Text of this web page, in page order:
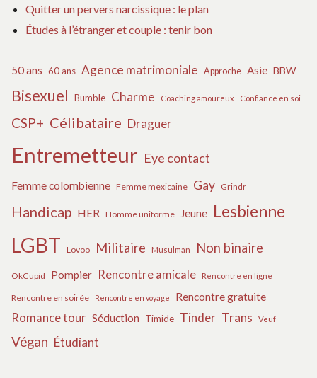
Quitter un pervers narcissique : le plan
Études à l’étranger et couple : tenir bon
50 ans 60 ans Agence matrimoniale Approche Asie BBW
Bisexuel Bumble Charme Coaching amoureux Confiance en soi
CSP+ Célibataire Draguer
Entremetteur Eye contact
Femme colombienne Femme mexicaine Gay Grindr
Handicap HER Homme uniforme Jeune Lesbienne
LGBT Lovoo Militaire Musulman Non binaire
OkCupid Pompier Rencontre amicale Rencontre en ligne
Rencontre en soirée Rencontre en voyage Rencontre gratuite
Romance tour Séduction Timide Tinder Trans Veuf
Végan Étudiant